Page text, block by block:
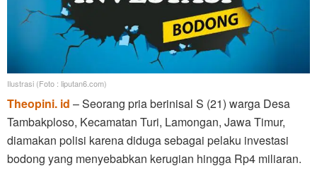
Ilustrasi (Foto : liputan6.com)
Theopini. id – Seorang pria berinisal S (21) warga Desa
Tambakploso, Kecamatan Turi, Lamongan, Jawa Timur,
diamakan polisi karena diduga sebagai pelaku investasi
bodong yang menyebabkan kerugian hingga Rp4 miliaran.